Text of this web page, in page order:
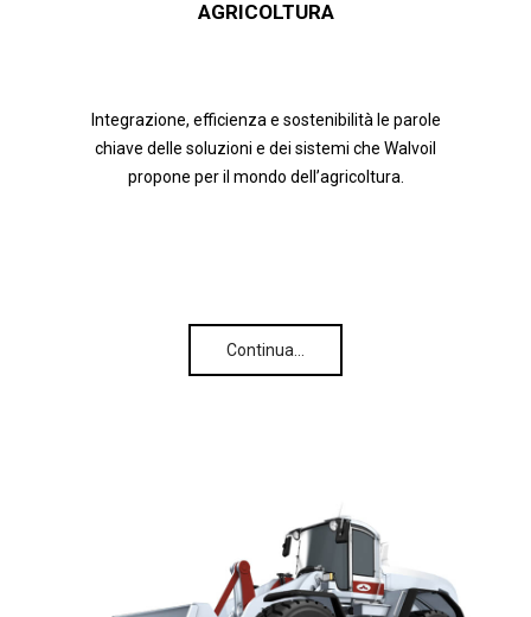
AGRICOLTURA
Integrazione, efficienza e sostenibilità le parole
chiave delle soluzioni e dei sistemi che Walvoil
propone per il mondo dell’agricoltura.
Continua…